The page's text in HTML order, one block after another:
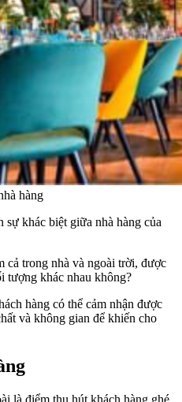
hàng
sự khác biệt giữa nhà hàng của
cả trong nhà và ngoài trời, được
tượng khác nhau không?
hàng có thể cảm nhận được
và không gian để khiến cho
là điểm thu hút khách hàng ghé